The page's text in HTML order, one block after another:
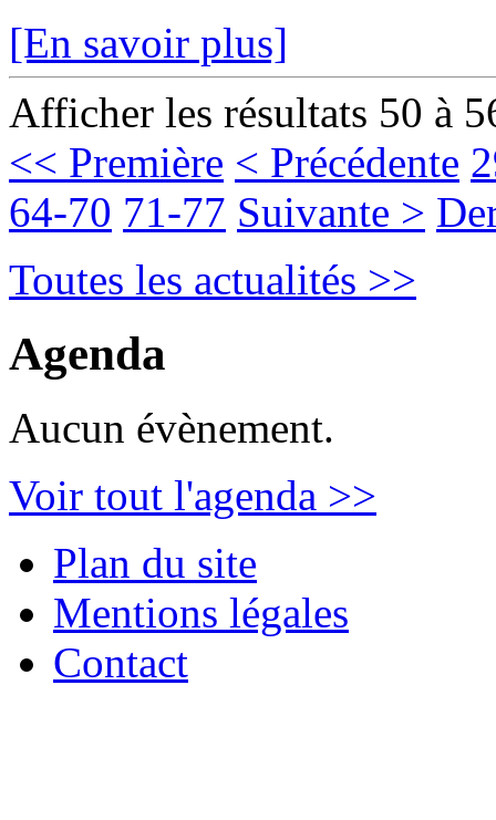
[En savoir plus]
Afficher les résultats 50 à
<< Première < Précédente
64-70 71-77 Suivante >
Toutes les actualités >>
Agenda
Aucun évènement.
Voir tout l'agenda >>
Plan du site
Mentions légales
Contact